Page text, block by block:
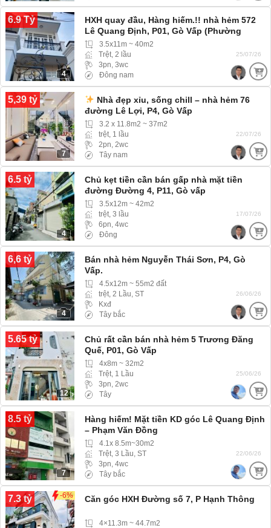
6.9 Tỷ
4
HXH quay đầu, Hàng hiếm.!! nhà hẻm 572
Lê Quang Định, P01, Gò Vấp (Phường
Hạnh Thông) hẻm Xe hơi
3.5x11m ~ 40m2
Trệt, 2 lầu
3pn, 3wc
Đông nam
25/07/26
5,39 tỷ
7
Nhà đẹp xỉu, sống chill – nhà hẻm 76
đường Lê Lợi, P4, Gò Vấp
3.2 x 11.8m2 ~ 37m2
trệt, 1 lầu
2pn, 2wc
Tây nam
22/07/26
6.5 tỷ
4
Chủ kẹt tiền cần bán gấp nhà mặt tiền
đường Đường 4, P11, Gò vấp
3.5x12m ~ 42m2
trệt, 3 lầu
6pn, 4wc
Đông
17/07/26
6,6 tỷ
4
Bán nhà hẻm Nguyễn Thái Sơn, P4, Gò
Vấp.
4.5x12m ~ 55m2 đất
trệt, 2 Lầu, ST
Kxđ
Tây bắc
26/06/26
5.65 tỷ
12
Chủ rất cần bán nhà hẻm 5 Trương Đăng
Quế, P01, Gò Vấp
4x8m ~ 32m2
Trệt, 1 Lầu
3pn, 2wc
Tây
25/06/26
8.5 tỷ
7
Hàng hiếm! Mặt tiền KD góc Lê Quang Định
– Phạm Văn Đồng
4.1x 8.5m~30m2
Trệt, 3 Lầu, ST
3pn, 4wc
Tây bắc
22/06/26
7.3 tỷ -6% Căn góc HXH Đường số 7, P Hạnh Thông
4×11.3m ~ 44.7m2